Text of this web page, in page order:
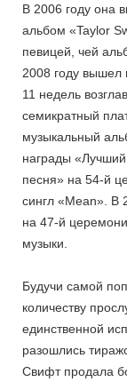
В 2006 году она
альбом «Taylor
певицей, чей
2008 году вышел
11 недель
семикратный
музыкальный
награды
песня» на 54-й
сингл «Mean». В
на 47-й
музыки.
Будучи самой
количеству
единственной
разошлись
Свифт продала